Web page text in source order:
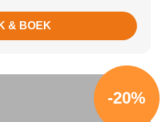
& BOEK
-20%